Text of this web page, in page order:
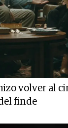
volver al
finde